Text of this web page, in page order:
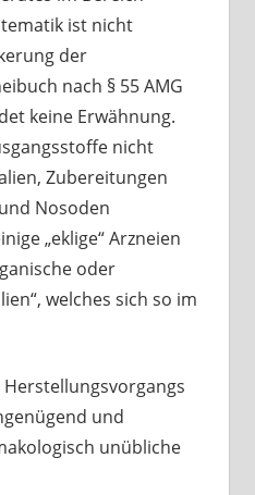
ist nicht
der
nach § 55 AMG
keine Erwähnung.
nicht
Zubereitungen
Nosoden
„eklige“ Arzneien
oder
welches sich so im
und
unübliche